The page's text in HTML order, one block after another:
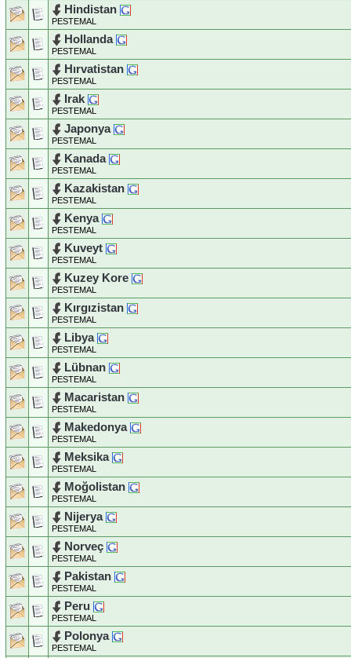
Hindistan
PESTEMAL
Hollanda
PESTEMAL
Hırvatistan
PESTEMAL
Irak
PESTEMAL
Japonya
PESTEMAL
Kanada
PESTEMAL
Kazakistan
PESTEMAL
Kenya
PESTEMAL
Kuveyt
PESTEMAL
Kuzey Kore
PESTEMAL
Kırgızistan
PESTEMAL
Libya
PESTEMAL
Lübnan
PESTEMAL
Macaristan
PESTEMAL
Makedonya
PESTEMAL
Meksika
PESTEMAL
Moğolistan
PESTEMAL
Nijerya
PESTEMAL
Norveç
PESTEMAL
Pakistan
PESTEMAL
Peru
PESTEMAL
Polonya
PESTEMAL